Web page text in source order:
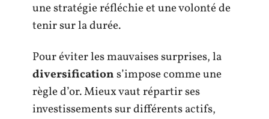
une stratégie réfléchie et une volonté de
tenir sur la durée.
Pour éviter les mauvaises surprises, la
diversifications’impose comme une
règle d’or. Mieux vaut répartir ses
investissements sur différents actifs,